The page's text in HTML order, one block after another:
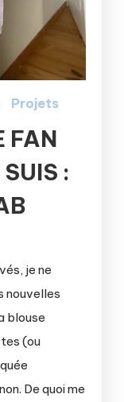
Projets
FAN
:
je ne
nouvelles
blouse
(ou
De quoi me